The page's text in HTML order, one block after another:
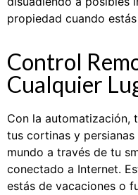
propiedad cuando
Control
Cualquier
Con la automatización,
tus cortinas y
mundo a través de tu
conectado a Internet.
estás de vacaciones o